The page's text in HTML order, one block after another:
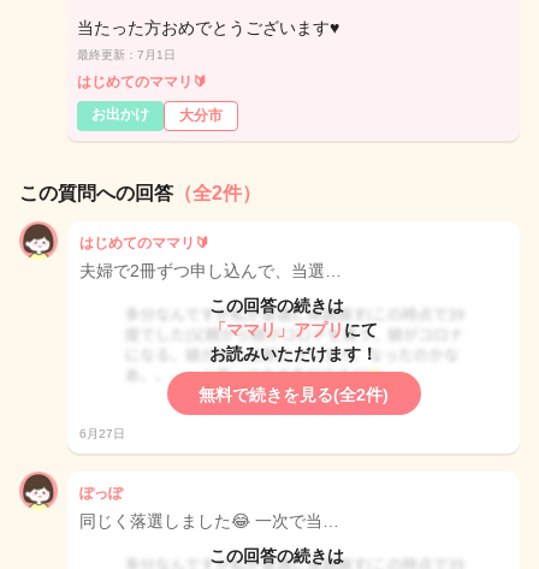
当たった方おめでとうございます♥
最終更新：7月1日
はじめてのママリ🔰
お出かけ
大分市
この質問への回答 （全2件）
はじめてのママリ🔰
夫婦で2冊ずつ申し込んで、当選…
この回答の続きは
「ママリ」アプリ にて
お読みいただけます！
無料で続きを見る(全2件)
6月27日
ぽっぽ
同じく落選しました😂 一次で当…
この回答の続きは